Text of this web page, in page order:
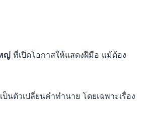
ญ่ ที่เปิดโอกาสให้แสดงฝีมือ แม้ต้อง
นตัวเปลี่ยนคำทำนาย โดยเฉพาะเรื่อง